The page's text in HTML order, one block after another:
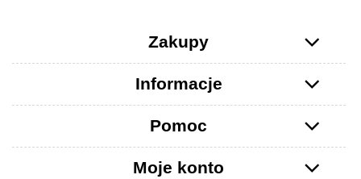
Zakupy
Informacje
Pomoc
Moje konto